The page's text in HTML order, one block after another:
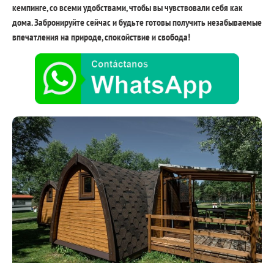
кемпинге, со всеми удобствами, чтобы вы чувствовали себя как
дома. Забронируйте сейчас и будьте готовы получить незабываемые
впечатления на природе, спокойствие и свобода!